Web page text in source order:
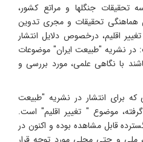
جنگلها و مراتع کشور،
تحقیقات و مجری تدوین
اقلیم، درخصوص دلایل انتشار
در نشریه "طبیعت ایران" موضوعات
با نگاهی علمی، مورد بررسی و
برای انتشار در نشریه "طبیعت
گرفته، موضوع " تغییر اقلیم" است.
قابل مشاهده بوده و اکنون در